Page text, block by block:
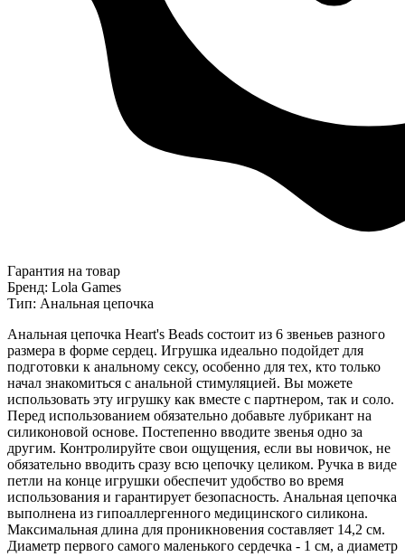
Гарантия на товар
Бренд: Lola Games
Тип: Анальная цепочка
Анальная цепочка Heart's Beads состоит из 6 звеньев разного
размера в форме сердец. Игрушка идеально подойдет для
подготовки к анальному сексу, особенно для тех, кто только
начал знакомиться с анальной стимуляцией. Вы можете
использовать эту игрушку как вместе с партнером, так и соло.
Перед использованием обязательно добавьте лубрикант на
силиконовой основе. Постепенно вводите звенья одно за
другим. Контролируйте свои ощущения, если вы новичок, не
обязательно вводить сразу всю цепочку целиком. Ручка в виде
петли на конце игрушки обеспечит удобство во время
использования и гарантирует безопасность. Анальная цепочка
выполнена из гипоаллергенного медицинского силикона.
Максимальная длина для проникновения составляет 14,2 см.
Диаметр первого самого маленького сердечка - 1 см, а диаметр